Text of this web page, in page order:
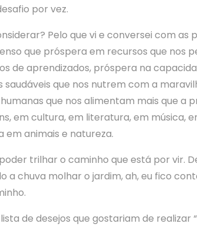
por vez.
Pelo que vi e conversei com as
que próspera em recursos que nos
de aprendizados, próspera na
que nos nutrem com a
que nos alimentam mais que a
em cultura, em literatura, em música,
em animais e natureza.
trilhar o caminho que está por vir.
a chuva molhar o jardim, ah, eu fico
de desejos que gostariam de realizar